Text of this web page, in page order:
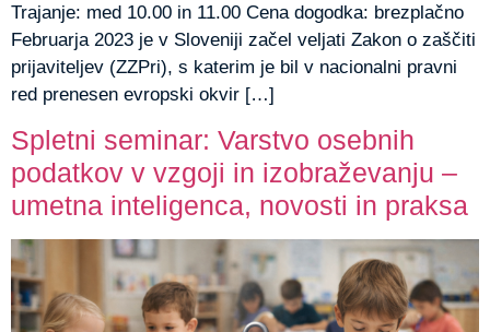
Trajanje: med 10.00 in 11.00 Cena dogodka: brezplačno
Februarja 2023 je v Sloveniji začel veljati Zakon o zaščiti
prijaviteljev (ZZPri), s katerim je bil v nacionalni pravni
red prenesen evropski okvir […]
Spletni seminar: Varstvo osebnih
podatkov v vzgoji in izobraževanju –
umetna inteligenca, novosti in praksa